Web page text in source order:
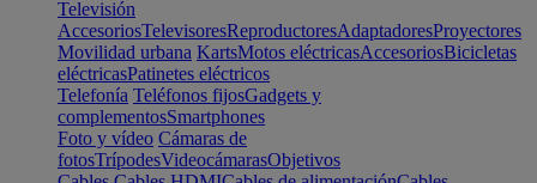
Televisión
AccesoriosTelevisoresReproductoresAdaptadoresProyectores
Movilidad urbana KartsMotos eléctricasAccesoriosBicicletas
eléctricasPatinetes eléctricos
Telefonía Teléfonos fijosGadgets y
complementosSmartphones
Foto y vídeo Cámaras de
fotosTrípodesVideocámarasObjetivos